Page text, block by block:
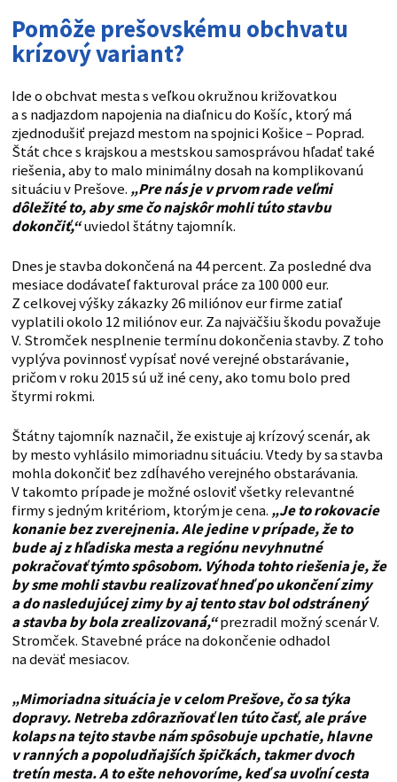
Pomôže prešovskému obchvatu
krízový variant?
Ide o obchvat mesta s veľkou okružnou križovatkou
a s nadjazdom napojenia na diaľnicu do Košíc, ktorý má
zjednodušiť prejazd mestom na spojnici Košice – Poprad.
Štát chce s krajskou a mestskou samosprávou hľadať také
riešenia, aby to malo minimálny dosah na komplikovanú
situáciu v Prešove. „Pre nás je v prvom rade veľmi
dôležité to, aby sme čo najskôr mohli túto stavbu
dokončiť,“uviedol štátny tajomník.
Dnes je stavba dokončená na 44 percent. Za posledné dva
mesiace dodávateľ fakturoval práce za 100 000 eur.
Z celkovej výšky zákazky 26 miliónov eur firme zatiaľ
vyplatili okolo 12 miliónov eur. Za najväčšiu škodu považuje
V. Stromček nesplnenie termínu dokončenia stavby. Z toho
vyplýva povinnosť vypísať nové verejné obstarávanie,
pričom v roku 2015 sú už iné ceny, ako tomu bolo pred
štyrmi rokmi.
Štátny tajomník naznačil, že existuje aj krízový scenár, ak
by mesto vyhlásilo mimoriadnu situáciu. Vtedy by sa stavba
mohla dokončiť bez zdĺhavého verejného obstarávania.
V takomto prípade je možné osloviť všetky relevantné
firmy s jedným kritériom, ktorým je cena. „Je to rokovacie
konanie bez zverejnenia. Ale jedine v prípade, že to
bude aj z hľadiska mesta a regiónu nevyhnutné
pokračovať týmto spôsobom. Výhoda tohto riešenia je, že
by sme mohli stavbu realizovať hneď po ukončení zimy
a do nasledujúcej zimy by aj tento stav bol odstránený
a stavba by bola zrealizovaná,“prezradil možný scenár V.
Stromček. Stavebné práce na dokončenie odhadol
na deväť mesiacov.
„Mimoriadna situácia je v celom Prešove, čo sa týka
dopravy. Netreba zdôrazňovať len túto časť, ale práve
kolaps na tejto stavbe nám spôsobuje upchatie, hlavne
v ranných a popoludňajších špičkách, takmer dvoch
tretín mesta. A to ešte nehovoríme, keď sa uvoľní cesta